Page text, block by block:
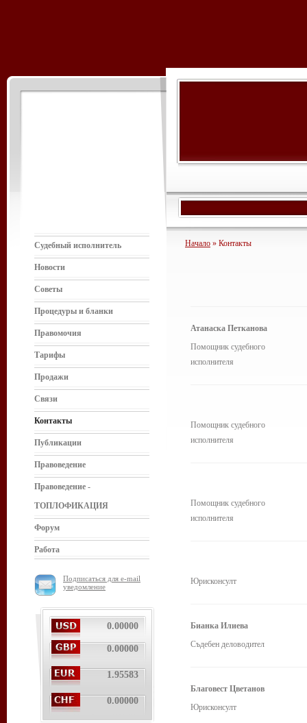
Судебный исполнитель
Новости
Советы
Процедуры и бланки
Правомочия
Тарифы
Продажи
Связи
Контакты
Публикации
Правоведение
Правоведение -
ТОПЛОФИКАЦИЯ
Форум
Работа
Подписаться для e-mail
уведомление
0.00000
0.00000
1.95583
0.00000
Начало » Контакты
Атанаска Петканова
Помощник судебного
исполнителя
Помощник судебного
исполнителя
Помощник судебного
исполнителя
Юрисконсулт
Бианка Илиева
Съдебен деловодител
Благовест Цветанов
Юрисконсулт